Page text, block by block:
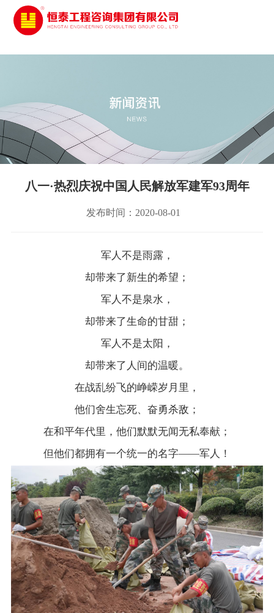
太阳城娱乐
八一·热烈庆祝中国人民解放军建军93周年
发布时间：2020-08-01
军人不是雨露，
却带来了新生的希望；
军人不是泉水，
却带来了生命的甘甜；
军人不是太阳，
却带来了人间的温暖。
在战乱纷飞的峥嵘岁月里，
他们舍生忘死、奋勇杀敌；
在和平年代里，他们默默无闻无私奉献；
但他们都拥有一个统一的名字——军人！